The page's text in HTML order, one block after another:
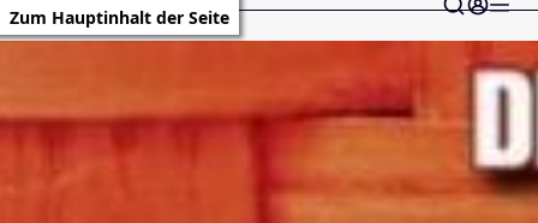
Zum Hauptinhalt der Seite